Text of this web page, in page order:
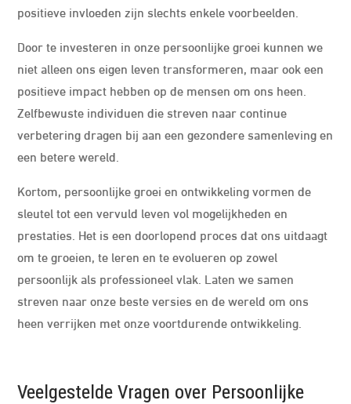
positieve invloeden zijn slechts enkele voorbeelden.
Door te investeren in onze persoonlijke groei kunnen we
niet alleen ons eigen leven transformeren, maar ook een
positieve impact hebben op de mensen om ons heen.
Zelfbewuste individuen die streven naar continue
verbetering dragen bij aan een gezondere samenleving en
een betere wereld.
Kortom, persoonlijke groei en ontwikkeling vormen de
sleutel tot een vervuld leven vol mogelijkheden en
prestaties. Het is een doorlopend proces dat ons uitdaagt
om te groeien, te leren en te evolueren op zowel
persoonlijk als professioneel vlak. Laten we samen
streven naar onze beste versies en de wereld om ons
heen verrijken met onze voortdurende ontwikkeling.
Veelgestelde Vragen over Persoonlijke